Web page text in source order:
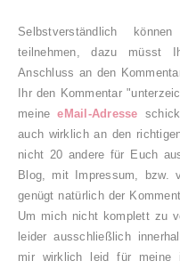
Selbstverständlich
teilnehmen, dazu müsst
Anschluss an den
Ihr den Kommentar
meineeMail-Adresse
auch wirklich an den
nicht 20 andere für Euch
Blog, mit Impressum, bzw.
genügt natürlich der
Um mich nicht komplett zu
leider ausschließlich
mir wirklich leid für meine